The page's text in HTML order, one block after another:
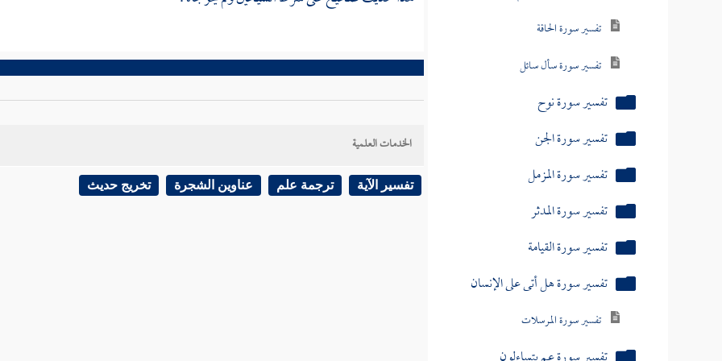
تفسير سورة المدثر
تفسير سورة القيامة
تفسير سورة هل أتى على الإنسان
تفسير سورة المرسلات
تفسير سورة عم يتساءلون
تفسير سورة النازعات
تفسير سورة عبس وتولى
تفسير سورة إذا الشمس كورت
تفسير سورة إذا السماء انفطرت
تفسير سورة المطففين
الخدمات العلمية
تفسير الآية ترجمة علم عناوين الشجرة تخريج حديث